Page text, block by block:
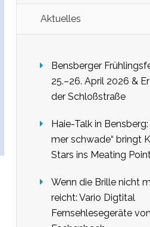
Aktuelles
Bensberger
25.–26. April 2026 &
der Schloßstraße
Haie-Talk in Bensberg:
mer schwade“ bringt
Stars ins Meating
Wenn die Brille nicht
reicht: Vario Digtital
Fernsehlesegeräte von